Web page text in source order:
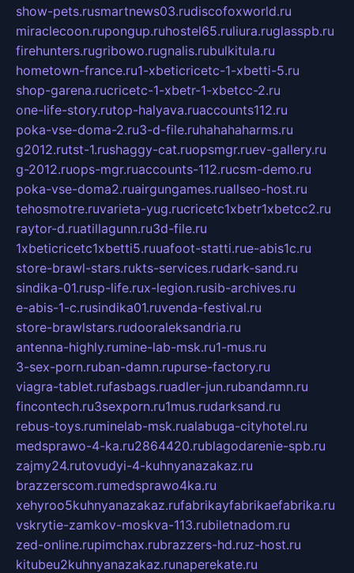
show-pets.rusmartnews03.rudiscofoxworld.ru
miraclecoon.rupongup.ruhostel65.ruliura.ruglasspb.ru
firehunters.rugribowo.rugnalis.rubulkitula.ru
hometown-france.ru1-xbeticricetc-1-xbetti-5.ru
shop-garena.rucricetc-1-xbetr-1-xbetcc-2.ru
one-life-story.rutop-halyava.ruaccounts112.ru
poka-vse-doma-2.ru3-d-file.ruhahahaharms.ru
g2012.rutst-1.rushaggy-cat.ruopsmgr.ruev-gallery.ru
g-2012.ruops-mgr.ruaccounts-112.rucsm-demo.ru
poka-vse-doma2.ruairgungames.ruallseo-host.ru
tehosmotre.ruvarieta-yug.rucricetc1xbetr1xbetcc2.ru
raytor-d.ruatillagunn.ru3d-file.ru
1xbeticricetc1xbetti5.ruuafoot-statti.rue-abis1c.ru
store-brawl-stars.rukts-services.rudark-sand.ru
sindika-01.rusp-life.rux-legion.rusib-archives.ru
e-abis-1-c.rusindika01.ruvenda-festival.ru
store-brawlstars.rudooraleksandria.ru
antenna-highly.rumine-lab-msk.ru1-mus.ru
3-sex-porn.ruban-damn.rupurse-factory.ru
viagra-tablet.rufasbags.ruadler-jun.rubandamn.ru
fincontech.ru3sexporn.ru1mus.rudarksand.ru
rebus-toys.ruminelab-msk.rualabuga-cityhotel.ru
medsprawo-4-ka.ru2864420.rublagodarenie-spb.ru
zajmy24.rutovudyi-4-kuhnyanazakaz.ru
brazzerscom.rumedsprawo4ka.ru
xehyroo5kuhnyanazakaz.rufabrikayfabrikaefabrika.ru
vskrytie-zamkov-moskva-113.rubiletnadom.ru
zed-online.rupimchax.rubrazzers-hd.ruz-host.ru
kitubeu2kuhnyanazakaz.runaperekate.ru